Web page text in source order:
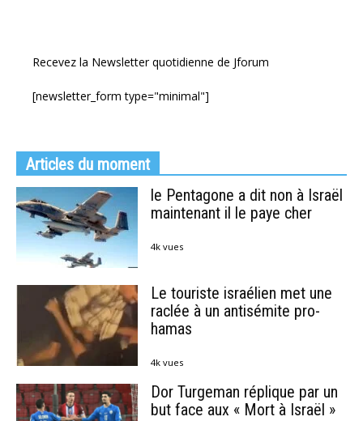
Recevez la Newsletter quotidienne de Jforum
[newsletter_form type="minimal"]
Articles du moment
le Pentagone a dit non à Israël
maintenant il le paye cher
4k vues
Le touriste israélien met une
raclée à un antisémite pro-
hamas
4k vues
Dor Turgeman réplique par un
but face aux « Mort à Israël »